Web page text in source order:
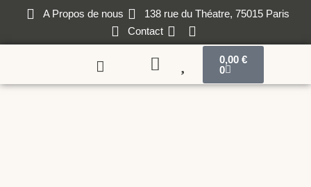
A Propos de nous
138 rue du Théatre, 75015 Paris
Contact
0,00€
0